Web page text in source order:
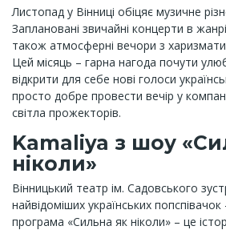
Листопад у Вінниці обіцяє музичне
Заплановані звичайні концерти в
також атмосферні вечори з
Цей місяць – гарна нагода почути
відкрити для себе нові голоси
просто добре провести вечір у
світла прожекторів.
Kamaliya з шоу
ніколи»
Вінницький театр ім. Садовського
найвідоміших українських
програма «Сильна як ніколи» – це